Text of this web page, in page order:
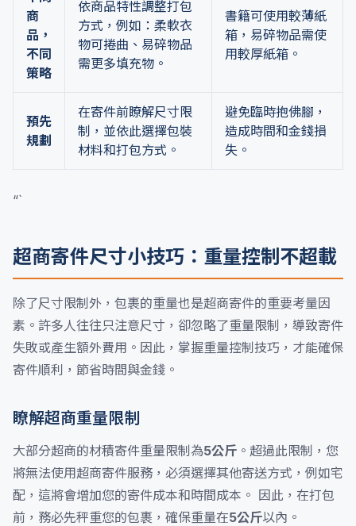
商
品，
不同
策略
依商品特性調整打包
方式，例如：柔軟衣
物可捲曲、易碎物品
需更多填充物。
書籍可使用較薄紙
箱，易碎物品需使
用較厚紙箱。
預先
規劃
在寄件前瞭解尺寸限
制，並依此選擇包裝
材料和打包方式。
避免臨時抱佛腳，
造成時間和金錢損
失。
“`
超商寄件尺寸小技巧：重量控制不超載
除了尺寸限制外，包裹的重量也是超商寄件的重要考量因
素。許多人往往只注意尺寸，卻忽略了重量限制，導致寄件
失敗或產生額外費用。因此，掌握重量控制技巧，才能確保
寄件順利，節省時間與金錢。
瞭解超商重量限制
大部分超商的材積寄件重量限制為5公斤 。超過此限制，您
將無法使用超商寄件服務，必須選擇其他寄送方式，例如宅
配，這將會增加您的寄件成本和時間成本。 因此，在打包
前，務必先秤重您的包裹，確保重量在5公斤以內。